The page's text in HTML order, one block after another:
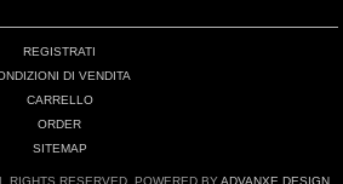
REGISTRATI
DI VENDITA
CARRELLO
ORDER
SITEMAP
RIGHTS RESERVED. POWERED BYADVANXE DESIGN